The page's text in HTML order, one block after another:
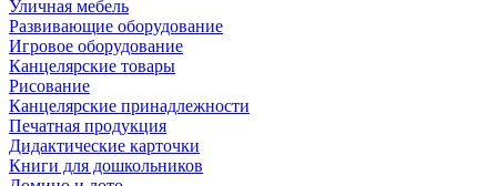
Уличная мебель
Развивающие оборудование
Игровое оборудование
Канцелярские товары
Рисование
Канцелярские принадлежности
Печатная продукция
Дидактические карточки
Книги для дошкольников